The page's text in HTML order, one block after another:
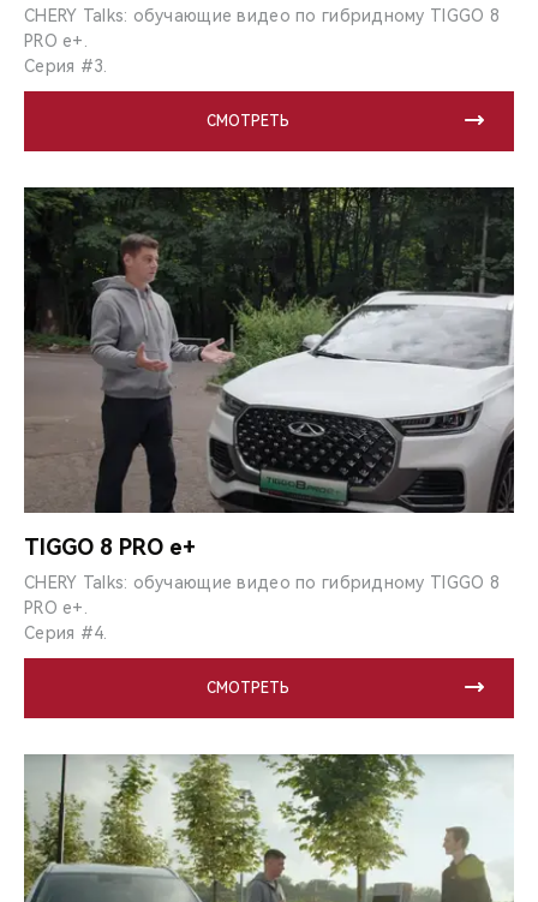
CHERY Talks: обучающие видео по гибридному TIGGO 8
PRO e+.
Серия #3.
СМОТРЕТЬ
TIGGO 8 PRO e+
CHERY Talks: обучающие видео по гибридному TIGGO 8
PRO e+.
Серия #4.
СМОТРЕТЬ